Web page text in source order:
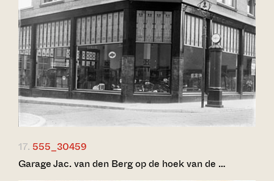
17. 555_30459
Garage Jac. van den Berg op de hoek van de …